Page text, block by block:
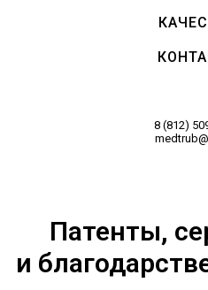
8 (812)
Патенты,
и